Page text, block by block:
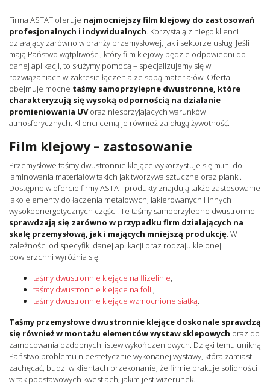
Firma ASTAT oferuje najmocniejszy film klejowy do zastosowań
profesjonalnych i indywidualnych . Korzystają z niego klienci
działający zarówno w branży przemysłowej, jak i sektorze usług. Jeśli
mają Państwo wątpliwości, który film klejowy będzie odpowiedni do
danej aplikacji, to służymy pomocą – specjalizujemy się w
rozwiązaniach w zakresie łączenia ze sobą materiałów. Oferta
obejmuje mocne taśmy samoprzylepne dwustronne, które
charakteryzują się wysoką odpornością na działanie
promieniowania UVoraz niesprzyjających warunków
atmosferycznych. Klienci cenią je również za długą żywotność.
Film klejowy – zastosowanie
Przemysłowe taśmy dwustronnie klejące wykorzystuje się m.in. do
laminowania materiałów takich jak tworzywa sztuczne oraz pianki.
Dostępne w ofercie firmy ASTAT produkty znajdują także zastosowanie
jako elementy do łączenia metalowych, lakierowanych i innych
wysokoenergetycznych części. Te taśmy samoprzylepne dwustronne
sprawdzają się zarówno w przypadku firm działających na
skalę przemysłową, jak i mających mniejszą produkcję . W
zależności od specyfiki danej aplikacji oraz rodzaju klejonej
powierzchni wyróżnia się:
taśmy dwustronnie klejące na flizelinie
taśmy dwustronnie klejące na folii
taśmy dwustronnie klejące wzmocnione siatką
Taśmy przemysłowe dwustronnie klejące doskonale sprawdzą
się również w montażu elementów wystaw sklepowych oraz do
zamocowania ozdobnych listew wykończeniowych. Dzięki temu unikną
Państwo problemu nieestetycznie wykonanej wystawy, która zamiast
zachęcać, budzi w klientach przekonanie, że firmie brakuje solidności
w tak podstawowych kwestiach, jakim jest wizerunek.